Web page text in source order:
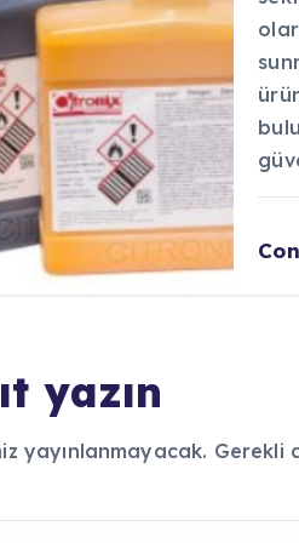
yazın
yayınlanmayacak. Gerekli